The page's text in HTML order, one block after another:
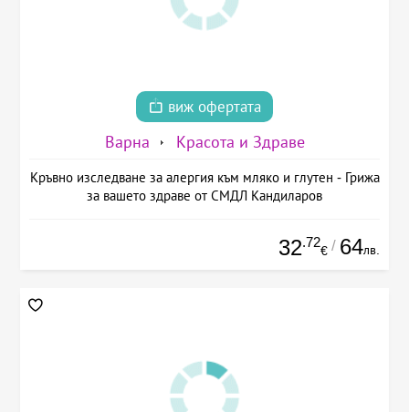
виж офертата
Варна Красота и Здраве
Кръвно изследване за алергия към мляко и глутен - Грижа
за вашето здраве от СМДЛ Кандиларов
32.72
€ / 64лв.